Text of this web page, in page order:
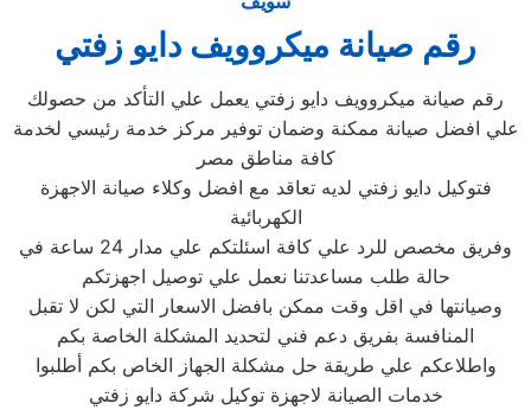
رقم صيانة ميكروويف دايو زفتي
رقم صيانة ميكروويف دايو زفتي يعمل علي التأكد من حصولك
علي افضل صيانة ممكنة وضمان توفير مركز خدمة رئيسي لخدمة
كافة مناطق مصر
فتوكيل دايو زفتي لديه تعاقد مع افضل وكلاء صيانة الاجهزة
الكهربائية
وفريق مخصص للرد علي كافة اسئلتكم علي مدار 24 ساعة في
حالة طلب مساعدتنا نعمل علي توصيل اجهزتكم
وصيانتها في اقل وقت ممكن بافضل الاسعار التي لكن لا تقبل
المنافسة بفريق دعم فني لتحديد المشكلة الخاصة بكم
واطلاعكم علي طريقة حل مشكلة الجهاز الخاص بكم أطلبوا
خدمات الصيانة لاجهزة توكيل شركة دايو زفتي